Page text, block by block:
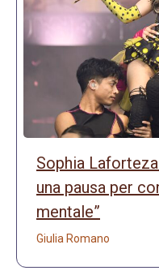
Sophia
una pausa per
mentale”
Giulia Romano